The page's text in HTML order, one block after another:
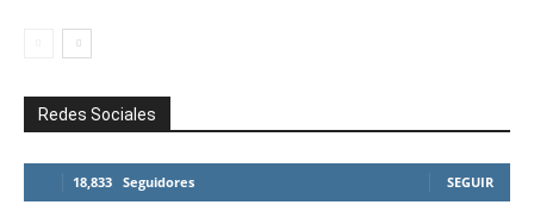
Redes Sociales
18,833 Seguidores SEGUIR